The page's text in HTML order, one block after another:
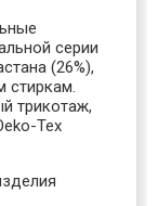
серии
(26%),
стиркам.
трикотаж,
Tex